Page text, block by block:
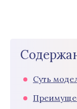
Суть